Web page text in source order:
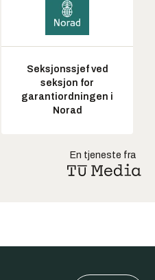
Seksjonssjef ved
seksjon for
garantiordningen i
Norad
En tjeneste fra